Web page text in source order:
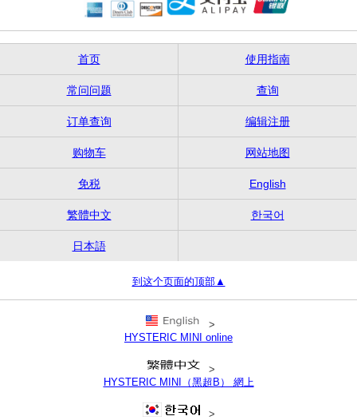
首页 使用指南
常问问题 查询
订单查询 编辑注册
购物车 网站地图
免税 English
繁體中文 한국어
日本語
到这个页面的顶部▲
>
HYSTERIC MINI online
>
HYSTERIC MINI（黑超B） 網上
>